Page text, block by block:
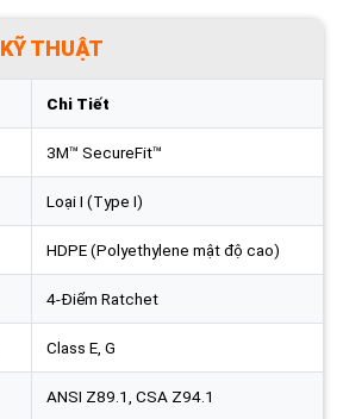
KỸ THUẬT
Chi Tiết
3M™ SecureFit™
Loại I (Type I)
HDPE (Polyethylene mật độ cao)
4-Điểm Ratchet
Class E, G
ANSI Z89.1, CSA Z94.1